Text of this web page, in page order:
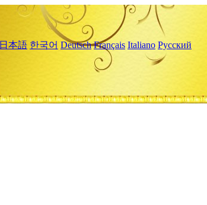
日本語 한국어 Deutsch Français Italiano Русский